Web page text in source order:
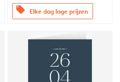
offers Elke dag lage prijzen